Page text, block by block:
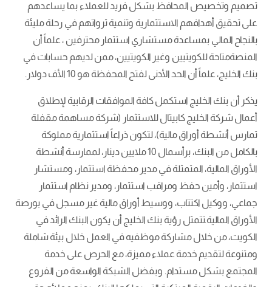
تصميم وتخصيص المحافظ بشكل فريد للعملاء بما يساعدهم
على تحقيق أهدافهم الاستثمارية وتنمية ثرواتهم في رحلة مليئة
بالنجاح المالي بمساعدة مستشاري استثمار محترفين ، علماً أن
المنصةمتاحة للكويتيين وغير الكويتيين، ممن لديهم حسابات في
بنك الخليج، علماً أن الحد الأدنى لفتح المحفظة هو 10 الأف دولار.
يذكر أن بنك الخليج استكمل كافة الموافقات الرقابية لإطلاق
أعمال شركة الخليج كابيتال للاستثمار (شركة مساهمة مقفلة
تمارس أنشطة أوراق مالية)، لتكون ذراعاً استثمارية مملوكة
بالكامل من البنك، برأسمال 10 ملايين دينار، لممارسة أنشطة
الأوراق المالية، المتمثلة في مدير محفظة استثمار، ومستشار
استثمار، وأمين حفظ ومراقب استثمار، ومدير نظام استثمار
جماعي، ووكيل اكتتاب، ووسيط أوراق مالية غير مسجل في بورصة
الأوراق المالية.تتمثل رؤية بنك الخليج أن يكون البنك الرائد في
الكويت، من خلال مشاركة موظفيه في العمل خلال بيئة شاملة
ومتنوعة لتقديم خدمة عملاء مميزة، مع الحرص على خدمة
المجتمع بشكل مستدام. وبفضل الشبكة الواسعة من الفروع